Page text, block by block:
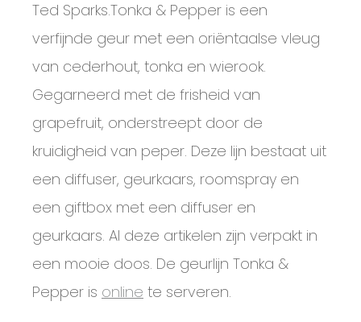
Ted Sparks.Tonka & Pepper is een
verfijnde geur met een oriëntaalse vleug
van cederhout, tonka en wierook.
Gegarneerd met de frisheid van
grapefruit, onderstreept door de
kruidigheid van peper. Deze lijn bestaat uit
een diffuser, geurkaars, roomspray en
een giftbox met een diffuser en
geurkaars. Al deze artikelen zijn verpakt in
een mooie doos. De geurlijn Tonka &
Pepper is online te serveren.